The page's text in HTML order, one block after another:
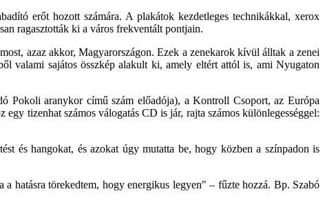
erőt hozott számára. A plakátok kezdetleges technikákkal, xerox
ragasztották ki a város frekventált pontjain.
azaz akkor, Magyarországon. Ezek a zenekarok kívül álltak a zenei
valami sajátos összkép alakult ki, amely eltért attól is, ami Nyugaton
Pokoli aranykor című szám előadója), a Kontroll Csoport, az Európa
tizenhat számos válogatás CD is jár, rajta számos különlegességgel:
és hangokat, és azokat úgy mutatta be, hogy közben a színpadon is
hatásra törekedtem, hogy energikus legyen" – fűzte hozzá. Bp. Szabó